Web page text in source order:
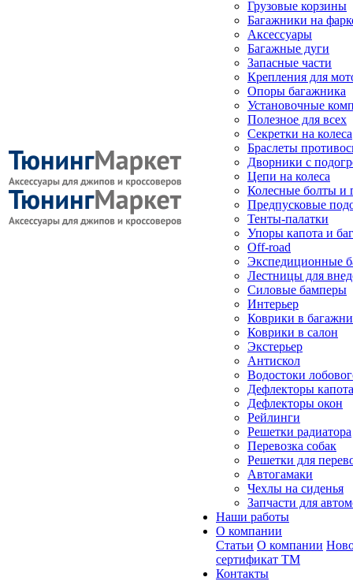
Грузовые корзины
Багажники на
Аксессуары
Багажные дуги
Запасные части
Крепления для
Опоры багажника
Установочные
Полезное для всех
Секретки на колеса
Браслеты
Дворники с
Цепи на колеса
Колесные болты и
Предпусковые
Тенты-палатки
Упоры капота и
Off-road
Экспедиционные
Лестницы для
Силовые бамперы
Интерьер
Коврики в
Коврики в салон
Экстерьер
Антискол
Водостоки
Дефлекторы капота
Дефлекторы окон
Рейлинги
Решетки радиатора
Перевозка собак
Решетки для
Автогамаки
Чехлы на сиденья
Запчасти для
Наши работы
О компании
Статьи О компании
сертификат ТМ
Контакты